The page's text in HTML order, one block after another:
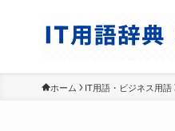
ホーム IT用語・ビジネス用語